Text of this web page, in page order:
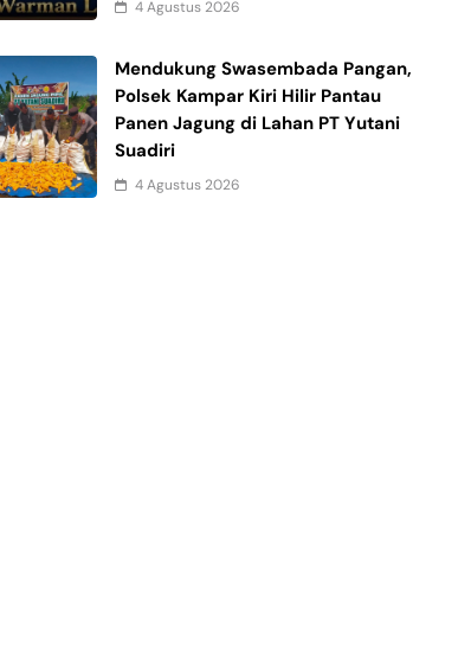
4 Agustus 2026
Mendukung Swasembada Pangan,
Polsek Kampar Kiri Hilir Pantau
Panen Jagung di Lahan PT Yutani
Suadiri
4 Agustus 2026